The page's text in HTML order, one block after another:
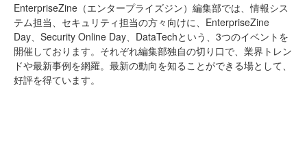
EnterpriseZine（エンタープライズジン）編集部では、情報シス
テム担当、セキュリティ担当の方々向けに、EnterpriseZine
Day、Security Online Day、DataTechという、3つのイベントを
開催しております。それぞれ編集部独自の切り口で、業界トレン
ドや最新事例を網羅。最新の動向を知ることができる場として、
好評を得ています。